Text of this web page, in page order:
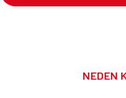
NEDEN